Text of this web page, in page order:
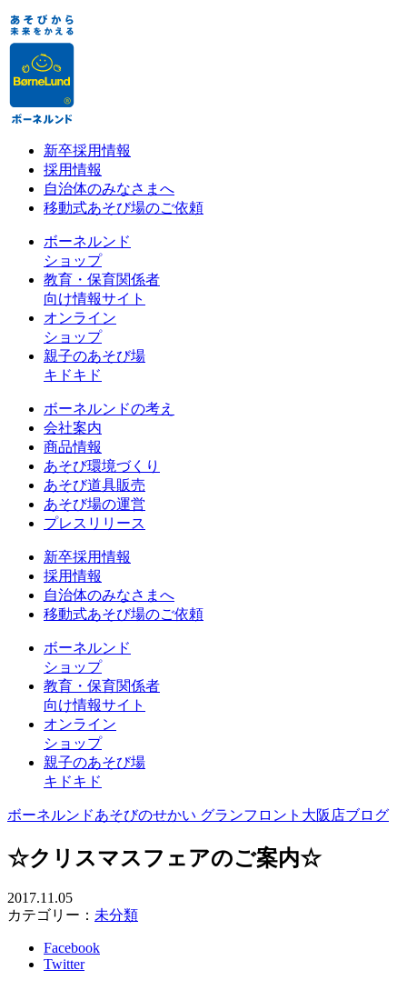
新卒採用情報
採用情報
自治体のみなさまへ
移動式あそび場のご依頼
ボーネルンド
ショップ
教育・保育関係者
向け情報サイト
オンライン
ショップ
親子のあそび場
キドキド
ボーネルンドの考え
会社案内
商品情報
あそび環境づくり
あそび道具販売
あそび場の運営
プレスリリース
新卒採用情報
採用情報
自治体のみなさまへ
移動式あそび場のご依頼
ボーネルンド
ショップ
教育・保育関係者
向け情報サイト
オンライン
ショップ
親子のあそび場
キドキド
ボーネルンドあそびのせかい グランフロント大阪店ブログ
☆クリスマスフェアのご案内☆
2017.11.05
カテゴリー： 未分類
Facebook
Twitter